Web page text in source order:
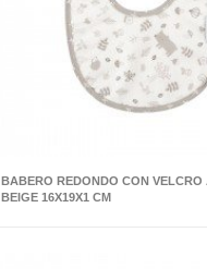
BABERO REDONDO CON VELCRO
BEIGE 16X19X1 CM